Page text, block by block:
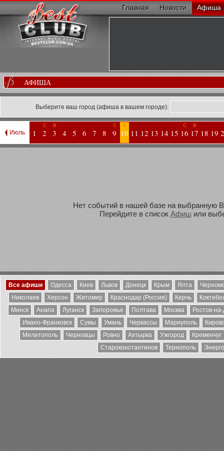
Главная Новости Афиша
АФИША
Выберите ваш город (афиша в вашем городе):
Июль 1
С
2
В
3 4 5 6 7 8
С
9
В
10 11 12 13 14 15
С
16
В
17 18 19
Нет событий в нашей базе на выбранную
Перейдите в список Афиш или
Все афиши Одесса Киев Львов Донецк Крым Ялта
Николаев
Херсон Житомир Краснодар (Россия) Керчь
Минск
Анапа Луганск Запорожье Полтава Москва
Ростов-
Ивано-Франковск
Сумы Умань Черкассы Мариуполь
Мелитополь
Черновцы Ровно Ахтырка Ужгород
Кременчуг
Староконстантинов
Тернополь